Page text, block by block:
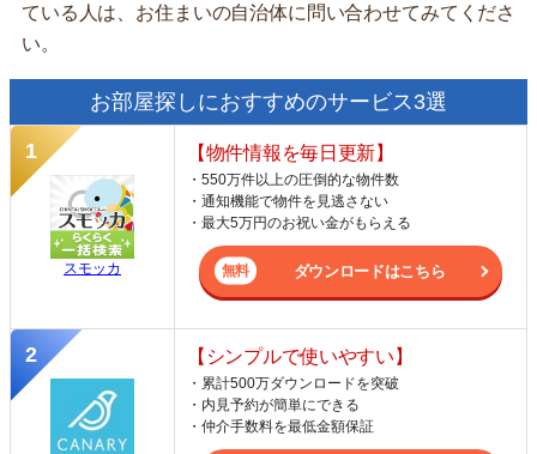
ている人は、お住まいの自治体に問い合わせてみてくださ
い。
お部屋探しにおすすめのサービス3選
スモッカ
【物件情報を毎日更新】
・550万件以上の圧倒的な物件数
・通知機能で物件を見逃さない
・最大5万円のお祝い金がもらえる
ダウンロードはこちら
【シンプルで使いやすい】
・累計500万ダウンロードを突破
・内見予約が簡単にできる
・仲介手数料を最低金額保証